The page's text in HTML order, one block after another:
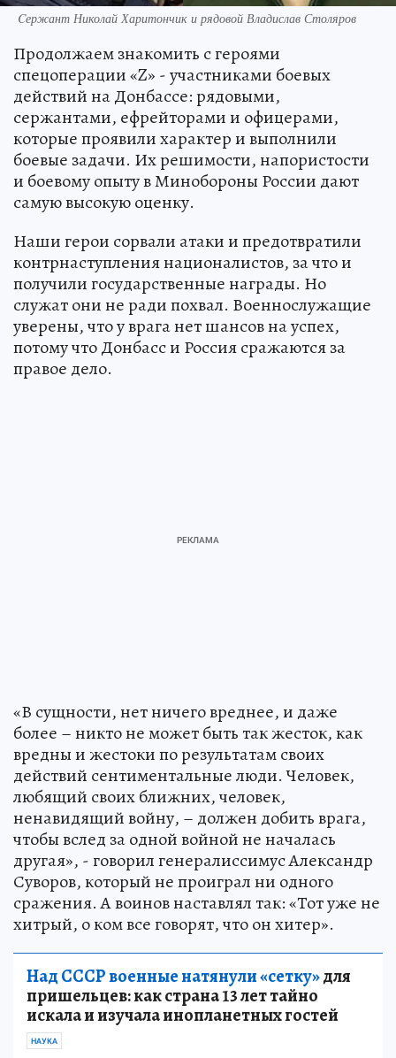
Cержант Николай Харитончик и рядовой Владислав Столяров
Продолжаем знакомить с героями
спецоперации «Z» - участниками боевых
действий на Донбассе: рядовыми,
сержантами, ефрейторами и офицерами,
которые проявили характер и выполнили
боевые задачи. Их решимости, напористости
и боевому опыту в Минобороны России дают
самую высокую оценку.
Наши герои сорвали атаки и предотвратили
контрнаступления националистов, за что и
получили государственные награды. Но
служат они не ради похвал. Военнослужащие
уверены, что у врага нет шансов на успех,
потому что Донбасс и Россия сражаются за
правое дело.
«В сущности, нет ничего вреднее, и даже
более – никто не может быть так жесток, как
вредны и жестоки по результатам своих
действий сентиментальные люди. Человек,
любящий своих ближних, человек,
ненавидящий войну, – должен добить врага,
чтобы вслед за одной войной не началась
другая», - говорил генералиссимус Александр
Суворов, который не проиграл ни одного
сражения. А воинов наставлял так: «Тот уже не
хитрый, о ком все говорят, что он хитер».
Над СССР военные натянули «сетку»для
пришельцев: как страна 13 лет тайно
искала и изучала инопланетных гостей
НАУКА